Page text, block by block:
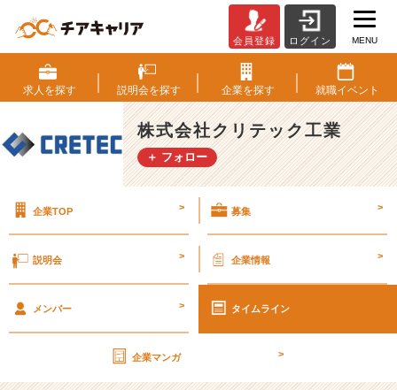
度
寝
の
無
限
ル
ら
す
P
a
会員登録 ログイン MENU
求人を探す 説明会を探す 企業を探す 就職イベント
株式会社クリテック工業
＋ フォロー
企業TOP > 募集 >
説明会 > 企業情報 >
メンバー > タイムライン
企業マンガ >